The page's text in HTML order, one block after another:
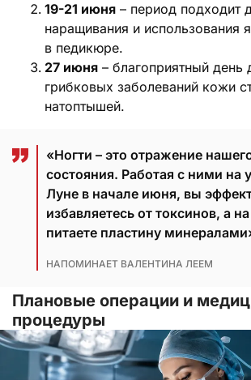
19-21 июня – период подходит
наращивания и использования
в педикюре.
27 июня – благоприятный день
грибковых заболеваний кожи
натоптышей.
«Ногти – это отражение
состояния. Работая с ними
Луне в начале июня, вы
избавляетесь от токсинов, а
питаете пластину
НАПОМИНАЕТ ВАЛЕНТИНА ЛЕЕМ
Плановые операции и
процедуры